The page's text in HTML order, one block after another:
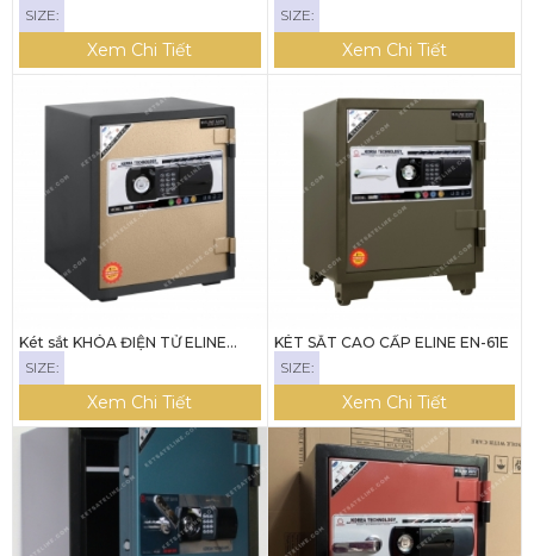
SIZE:
Xem Chi Tiết
SIZE:
Xem Chi Tiết
Két sắt KHÓA ĐIỆN TỬ ELINE
SIZE:
Xem Chi Tiết
KÉT SẮT CAO CẤP ELINE EN-61E
SIZE:
Xem Chi Tiết